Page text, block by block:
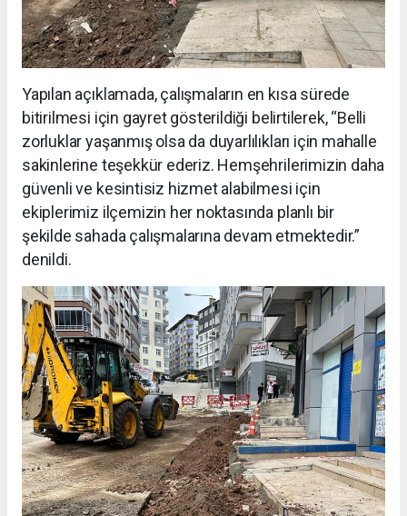
Yapılan açıklamada, çalışmaların en kısa sürede
bitirilmesi için gayret gösterildiği belirtilerek, “Belli
zorluklar yaşanmış olsa da duyarlılıkları için mahalle
sakinlerine teşekkür ederiz. Hemşehrilerimizin daha
güvenli ve kesintisiz hizmet alabilmesi için
ekiplerimiz ilçemizin her noktasında planlı bir
şekilde sahada çalışmalarına devam etmektedir.”
denildi.